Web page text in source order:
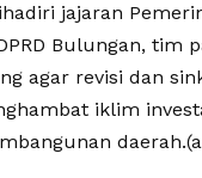
jajaran
Bulungan, tim
agar revisi dan
iklim